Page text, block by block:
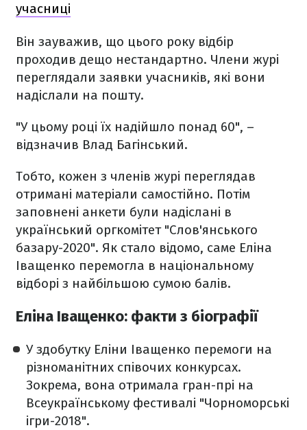
учасниці
Він зауважив, що цього року відбір
проходив дещо нестандартно. Члени журі
переглядали заявки учасників, які вони
надіслали на пошту.
"У цьому році їх надійшло понад 60", –
відзначив Влад Багінський.
Тобто, кожен з членів журі переглядав
отримані матеріали самостійно. Потім
заповнені анкети були надіслані в
український оргкомітет "Слов'янського
базару-2020". Як стало відомо, саме Еліна
Іващенко перемогла в національному
відборі з найбільшою сумою балів.
Еліна Іващенко: факти з біографії
У здобутку Еліни Іващенко перемоги на
різноманітних співочих конкурсах.
Зокрема, вона отримала гран-прі на
Всеукраїнському фестивалі "Чорноморські
ігри-2018".